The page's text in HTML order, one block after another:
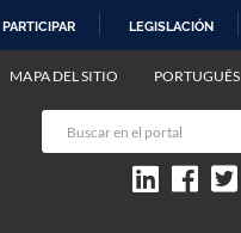
PARTICIPAR LEGISLACIÓN
PORTUGUÊS
MAPA DEL SITIO